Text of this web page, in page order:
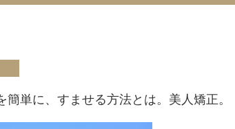
簡単に、すませる方法とは。美人矯正。